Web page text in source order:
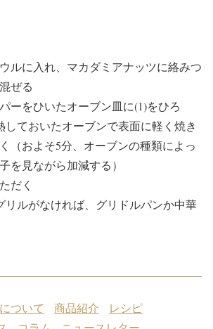
ルに入れ、マカダミアナッツに絡みつ
ぜる
ーをひいたオーブン皿に(1)をひろ
ておいたオーブンで表面に軽く焼き
（およそ5分、オーブンの種類によっ
を見ながら加減する）
だく
リルがなければ、グリドルパンか中華
ついて 商品紹介
レシピ